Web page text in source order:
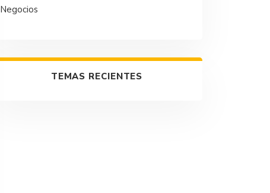
Negocios
TEMAS RECIENTES